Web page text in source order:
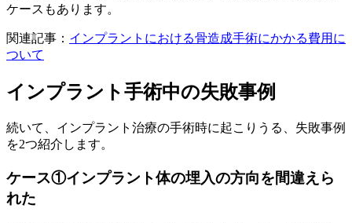
ケースもあります。
関連記事： インプラントにおける骨造成手術にかかる費用に
ついて
インプラント手術中の失敗事例
続いて、インプラント治療の手術時に起こりうる、失敗事例
を2つ紹介します。
ケース①インプラント体の埋入の方向を間違えら
れた